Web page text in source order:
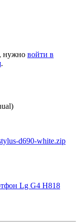
нужно войти в
.
d690-white.zip
Lg G4 H818